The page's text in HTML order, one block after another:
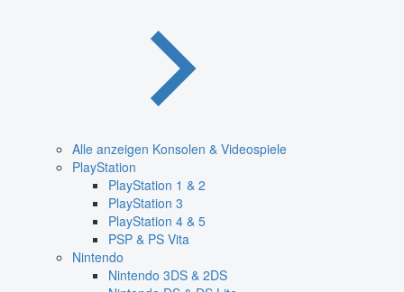
Alle anzeigen Konsolen & Videospiele
PlayStation
PlayStation 1 & 2
PlayStation 3
PlayStation 4 & 5
PSP & PS Vita
Nintendo
Nintendo 3DS & 2DS